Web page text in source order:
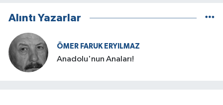
Alıntı Yazarlar
ÖMER FARUK ERYILMAZ
Anadolu'nun Anaları!